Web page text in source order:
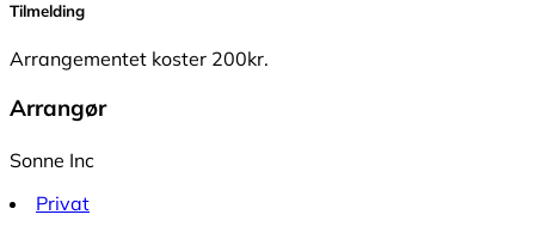
Tilmelding
Arrangementet koster 200kr.
Arrangør
Sonne Inc
Privat